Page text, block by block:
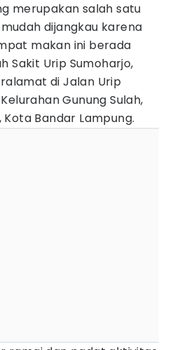
merupakan salah satu
dijangkau karena
makan ini berada
Sakit Urip Sumoharjo,
di Jalan Urip
Gunung Sulah,
Bandar Lampung.